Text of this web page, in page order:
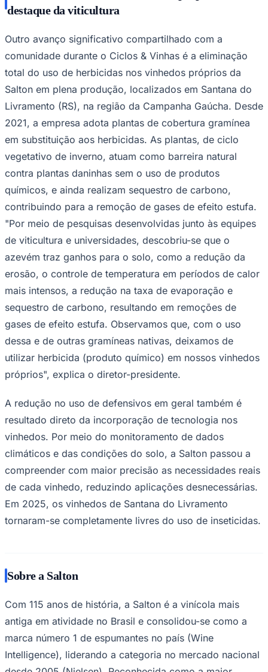
Coritiba
Mirassol
destaque da viticultura
Outro avanço significativo compartilhado com a
comunidade durante o Ciclos & Vinhas é a eliminação
total do uso de herbicidas nos vinhedos próprios da
Salton em plena produção, localizados em Santana do
Livramento (RS), na região da Campanha Gaúcha. Desde
2021, a empresa adota plantas de cobertura gramínea
em substituição aos herbicidas. As plantas, de ciclo
vegetativo de inverno, atuam como barreira natural
contra plantas daninhas sem o uso de produtos
químicos, e ainda realizam sequestro de carbono,
contribuindo para a remoção de gases de efeito estufa.
"Por meio de pesquisas desenvolvidas junto às equipes
de viticultura e universidades, descobriu-se que o
azevém traz ganhos para o solo, como a redução da
erosão, o controle de temperatura em períodos de calor
mais intensos, a redução na taxa de evaporação e
sequestro de carbono, resultando em remoções de
gases de efeito estufa. Observamos que, com o uso
dessa e de outras gramíneas nativas, deixamos de
utilizar herbicida (produto químico) em nossos vinhedos
próprios", explica o diretor-presidente.
A redução no uso de defensivos em geral também é
resultado direto da incorporação de tecnologia nos
vinhedos. Por meio do monitoramento de dados
climáticos e das condições do solo, a Salton passou a
compreender com maior precisão as necessidades reais
de cada vinhedo, reduzindo aplicações desnecessárias.
Em 2025, os vinhedos de Santana do Livramento
tornaram-se completamente livres do uso de inseticidas.
Sobre a Salton
Com 115 anos de história, a Salton é a vinícola mais
antiga em atividade no Brasil e consolidou-se como a
marca número 1 de espumantes no país (Wine
Intelligence), liderando a categoria no mercado nacional